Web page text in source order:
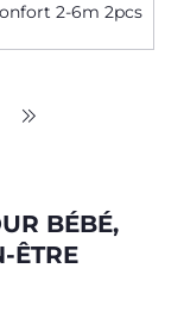
2-6m 2pcs
BÉBÉ,
ÊTRE